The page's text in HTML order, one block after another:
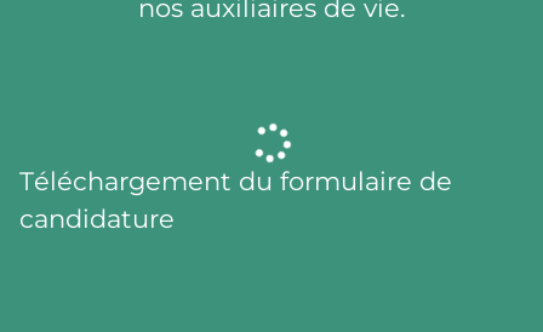
nos auxiliaires de vie.
Téléchargement du formulaire de
candidature